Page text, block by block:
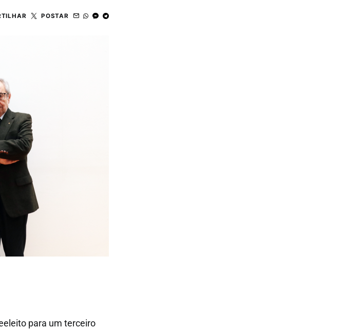
POSTAR
para um terceiro